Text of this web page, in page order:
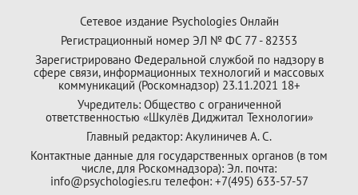
Сетевое издание Psychologies Онлайн
Регистрационный номер ЭЛ № ФС 77 - 82353
Зарегистрировано Федеральной службой по надзору в
сфере связи, информационных технологий и массовых
коммуникаций (Роскомнадзор) 23.11.2021 18+
Учредитель: Общество с ограниченной
ответственностью «Шкулёв Диджитал Технологии»
Главный редактор: Акулиничев А. С.
Контактные данные для государственных органов (в том
числе, для Роскомнадзора): Эл. почта:
info@psychologies.ru телефон: +7(495) 633-57-57